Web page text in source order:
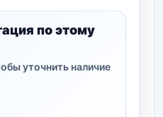
по этому
уточнить наличие